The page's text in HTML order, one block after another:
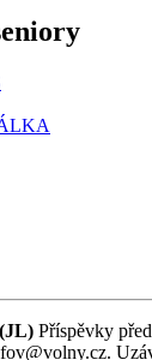
Příspěvky